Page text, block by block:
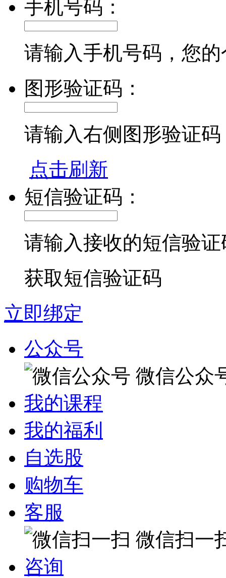
手机号码：
请输入手机号码，您
图形验证码：
请输入右侧图形验证码
点击刷新
短信验证码：
请输入接收的短信验证
获取短信验证码
立即绑定
公众号
微信公众
我的课程
我的福利
自选股
购物车
客服
微信扫一
咨询